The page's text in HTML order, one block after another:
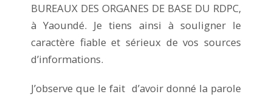
BUREAUX DES ORGANES DE BASE DU RDPC,
à Yaoundé. Je tiens ainsi à souligner le
caractère fiable et sérieux de vos sources
d’informations.
J’observe que le fait d’avoir donné la parole